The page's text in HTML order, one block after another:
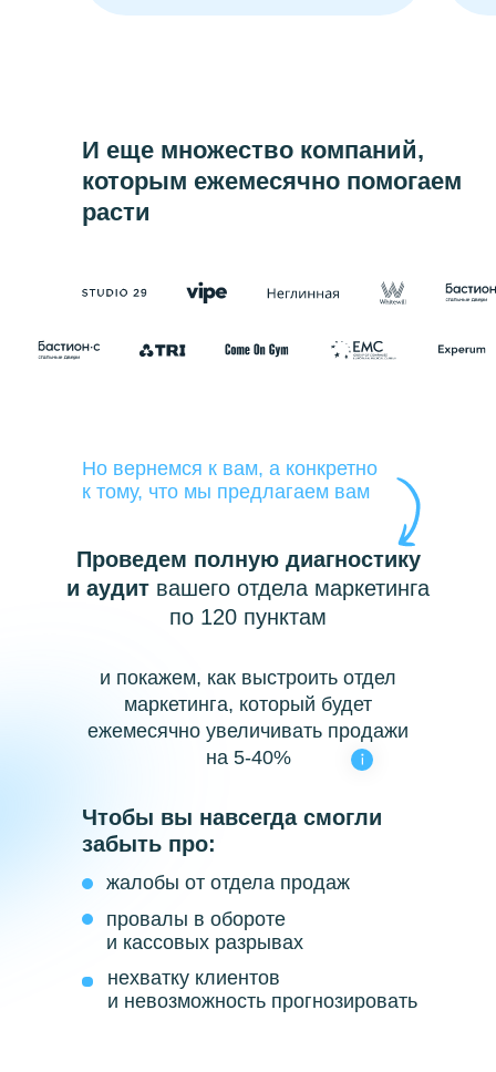
И еще множество компаний,
которым ежемесячно помогаем
расти
Проведем полную диагностику
и аудит вашего отдела маркетинга
по 120 пунктам
Но вернемся к вам, а конкретно
к тому, что мы предлагаем вам
и покажем, как выстроить отдел
маркетинга, который будет
ежемесячно увеличивать продажи
на 5-40%
Чтобы вы навсегда смогли
забыть про:
жалобы от отдела продаж
провалы в обороте
и кассовых разрывах
нехватку клиентов
и невозможность прогнозировать